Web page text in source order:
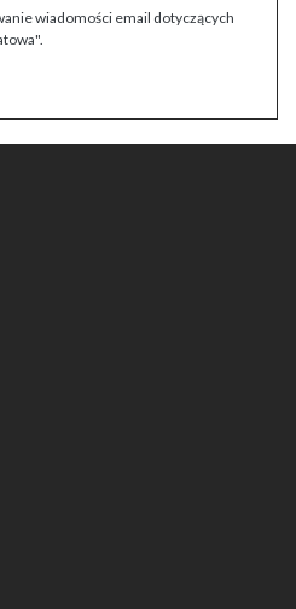
wiadomości email dotyczących